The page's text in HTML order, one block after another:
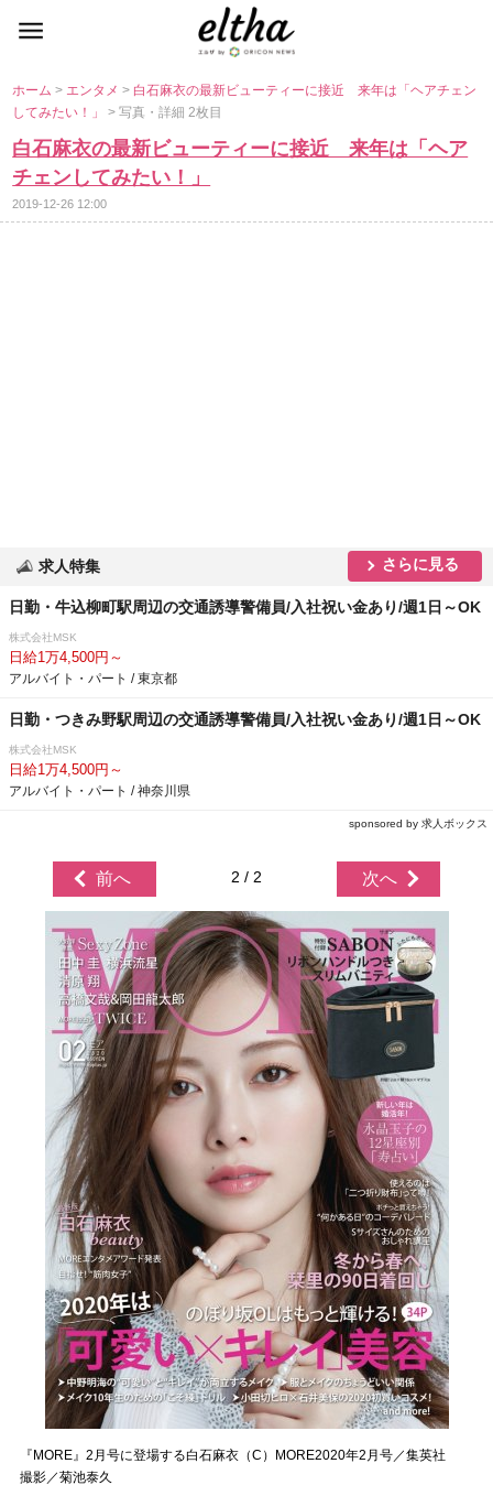
ホーム> エンタメ> 白石麻衣の最新ビューティーに接近 来年は「ヘアチェン
してみたい！」> 写真・詳細 2枚目
白石麻衣の最新ビューティーに接近 来年は「ヘア
チェンしてみたい！」
2019-12-26 12:00
求人特集 さらに見る
日勤・牛込柳町駅周辺の交通誘導警備員/入社祝い金あり/週1日～OK
株式会社MSK
日給1万4,500円～
アルバイト・パート / 東京都
日勤・つきみ野駅周辺の交通誘導警備員/入社祝い金あり/週1日～OK
株式会社MSK
日給1万4,500円～
アルバイト・パート / 神奈川県
sponsored by 求人ボックス
前へ 2 / 2 次へ
『MORE』2月号に登場する白石麻衣（C）MORE2020年2月号／集英社
撮影／菊池泰久